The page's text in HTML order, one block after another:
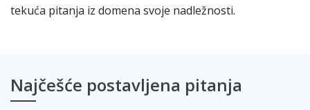
tekuća pitanja iz domena svoje nadležnosti.
Najčešće postavljena pitanja